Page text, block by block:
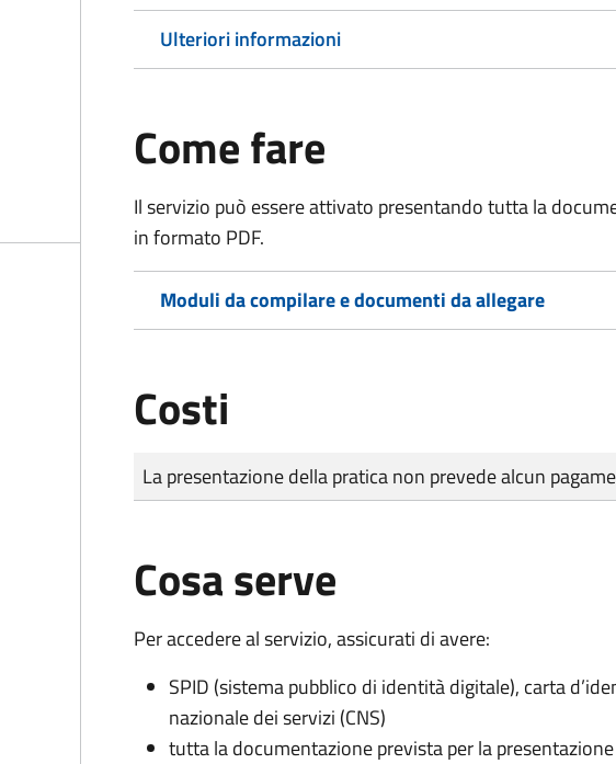
Ulteriori informazioni
Come fare
Il servizio può essere attivato presentando tutta la
in formato PDF.
Moduli da compilare e documenti da allegare
Costi
Tipo di pagamento
Importo
La presentazione della pratica non prevede alcun
Cosa serve
Per accedere al servizio, assicurati di avere:
SPID (sistema pubblico di identità digitale), carta
nazionale dei servizi (CNS)
tutta la documentazione prevista per la